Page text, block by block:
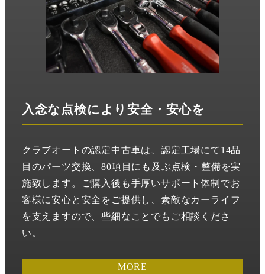
入念な点検により安全・安心を
クラブオートの認定中古車は、認定工場にて14品
目のパーツ交換、80項目にも及ぶ点検・整備を実
施致します。ご購入後も手厚いサポート体制でお
客様に安心と安全をご提供し、素敵なカーライフ
を支えますので、些細なことでもご相談くださ
い。
MORE